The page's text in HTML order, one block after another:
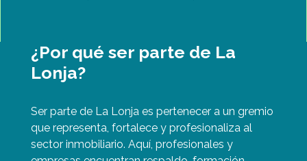
¿Por qué ser parte de La
Lonja?
Ser parte de La Lonja es pertenecer a un gremio
que representa, fortalece y profesionaliza al
sector inmobiliario. Aquí, profesionales y